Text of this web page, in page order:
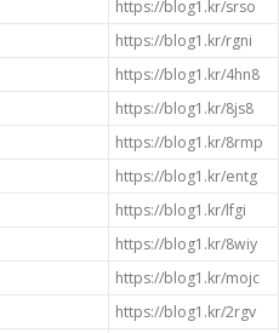
https://blog1.kr/srso
https://blog1.kr/rgni
https://blog1.kr/4hn8
https://blog1.kr/8js8
https://blog1.kr/8rmp
https://blog1.kr/entg
https://blog1.kr/lfgi
https://blog1.kr/8wiy
https://blog1.kr/mojc
https://blog1.kr/2rgv